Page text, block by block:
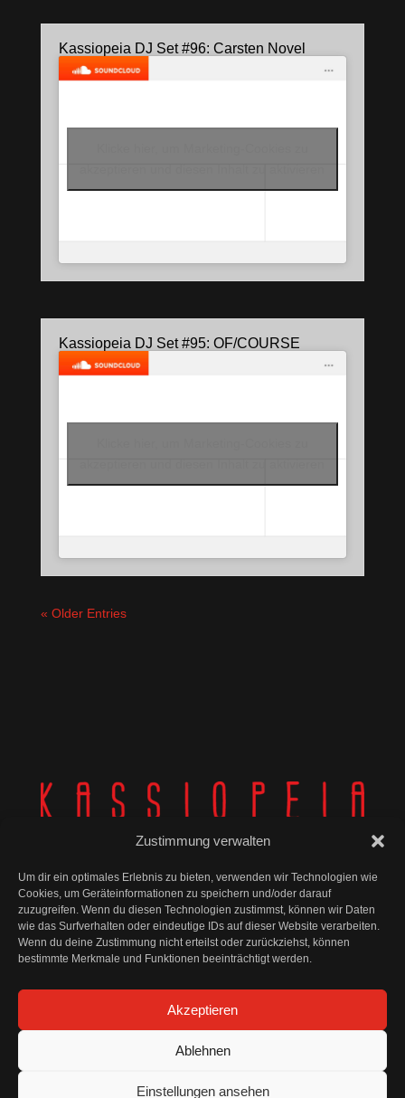
Zustimmung verwalten
Um dir ein optimales Erlebnis zu bieten, verwenden wir Technologien wie
Cookies, um Geräteinformationen zu speichern und/oder darauf
zuzugreifen. Wenn du diesen Technologien zustimmst, können wir Daten
wie das Surfverhalten oder eindeutige IDs auf dieser Website verarbeiten.
Wenn du deine Zustimmung nicht erteilst oder zurückziehst, können
bestimmte Merkmale und Funktionen beeinträchtigt werden.
Akzeptieren
Ablehnen
Einstellungen ansehen
Kassiopeia DJ Set #96: Carsten Novel
Kassiopeia DJ Set #95: OF/COURSE
« Older Entries
© Kassiopeia 2025